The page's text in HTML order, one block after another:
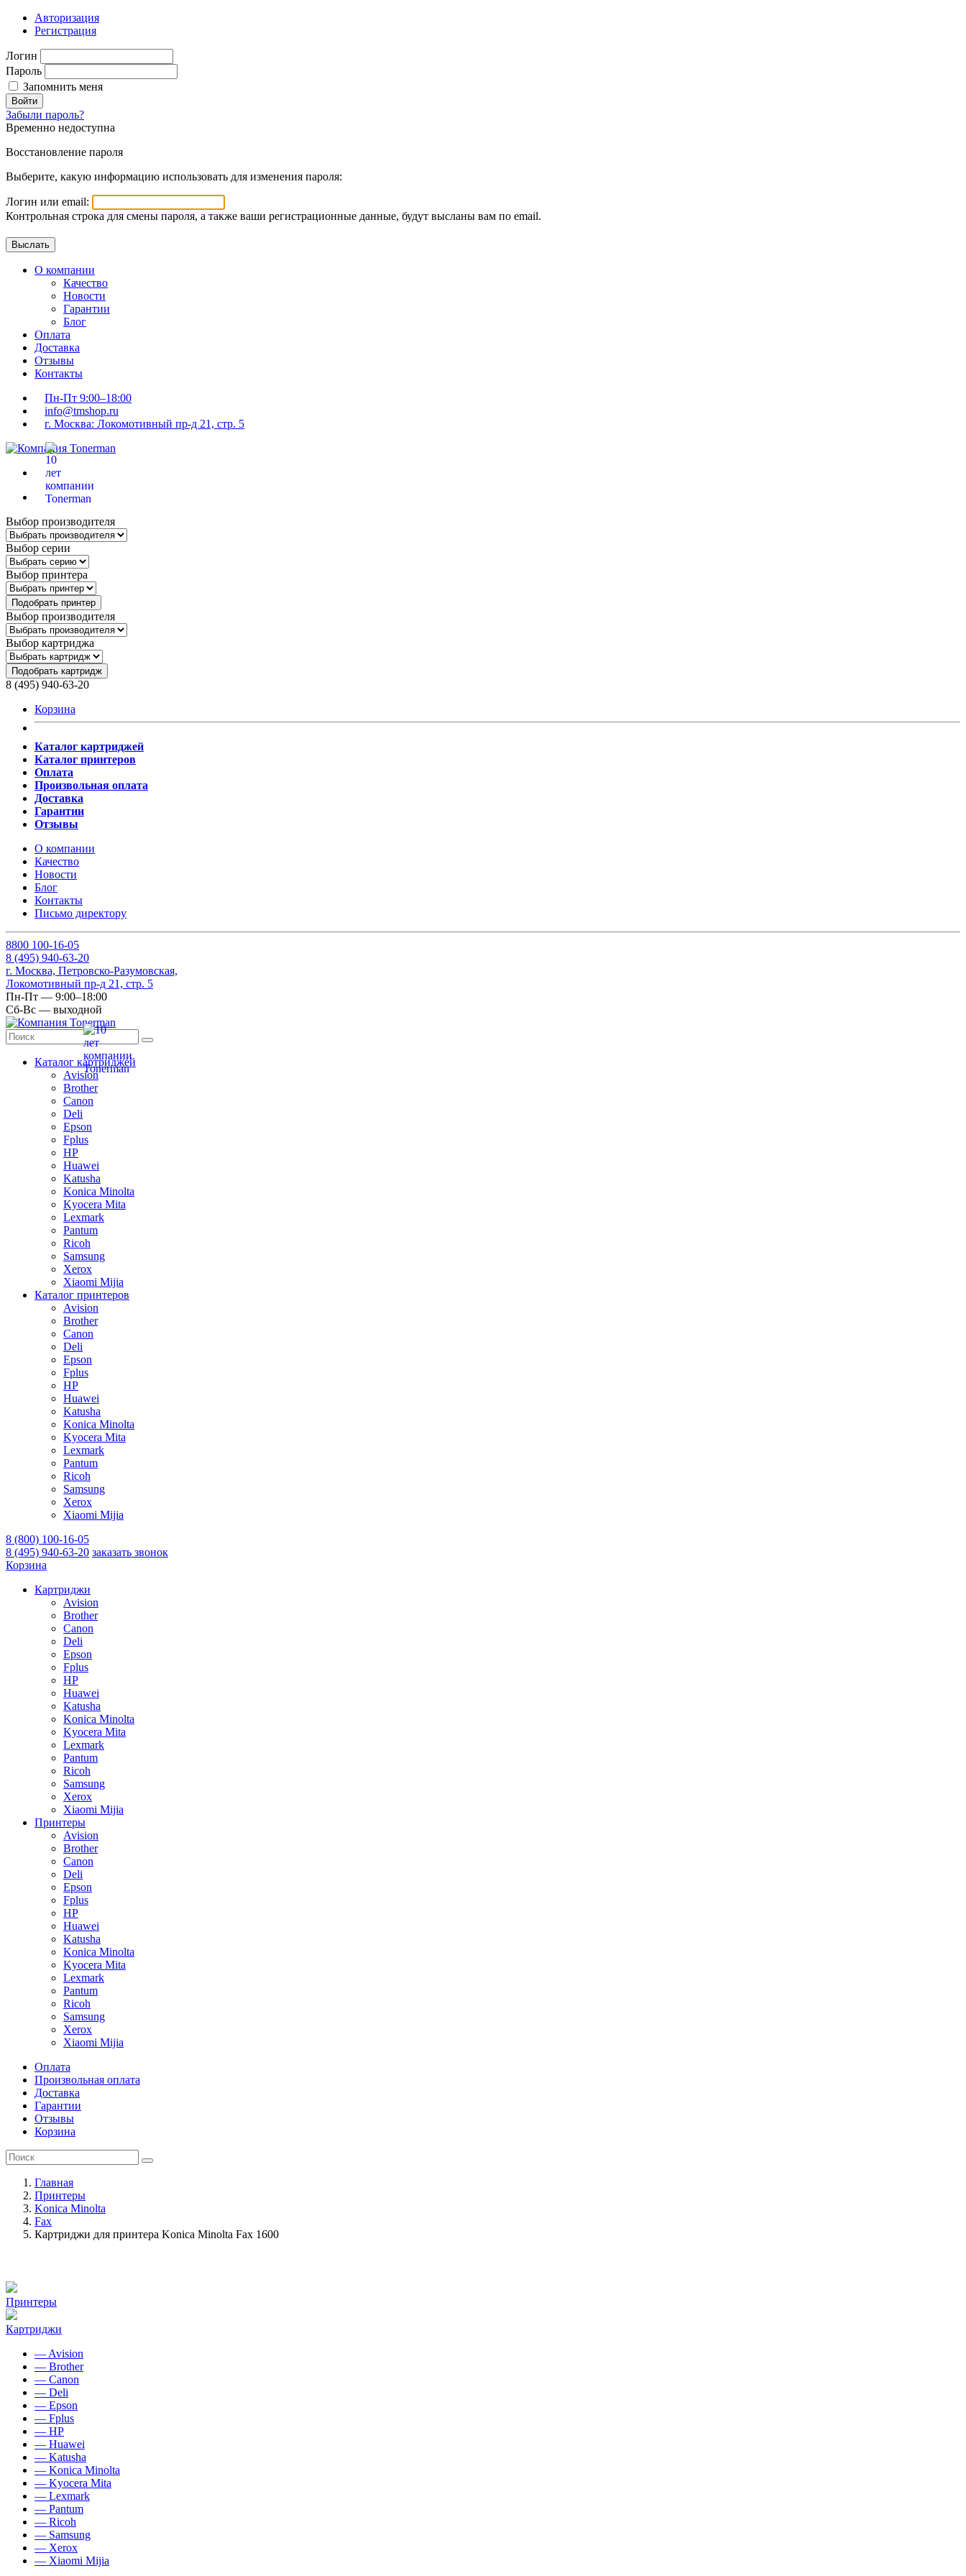
Авторизация
Регистрация
Логин
Пароль
Запомнить меня
Войти
Забыли пароль?
Временно недоступна
Восстановление пароля
Выберите, какую информацию использовать для изменения пароля:
Логин или email:
Контрольная строка для смены пароля, а также ваши регистрационные данные, будут высланы вам по email.
О компании
Качество
Новости
Гарантии
Блог
Оплата
Доставка
Отзывы
Контакты
Пн-Пт 9:00–18:00
info@tmshop.ru
г. Москва: Локомотивный пр-д 21, стр. 5
Выбор производителя
Выбор серии
Выбор принтера
Подобрать принтер
Выбор производителя
Выбор картриджа
Подобрать картридж
8 (495) 940-63-20
Корзина
Каталог картриджей
Каталог принтеров
Оплата
Произвольная оплата
Доставка
Гарантии
Отзывы
О компании
Качество
Новости
Блог
Контакты
Письмо директору
8800 100-16-05
8 (495) 940-63-20
г. Москва, Петровско-Разумовская,
Локомотивный пр-д 21, стр. 5
Пн-Пт — 9:00–18:00
Сб-Вс — выходной
Каталог картриджей
Avision
Brother
Canon
Deli
Epson
Fplus
HP
Huawei
Katusha
Konica Minolta
Kyocera Mita
Lexmark
Pantum
Ricoh
Samsung
Xerox
Xiaomi Mijia
Каталог принтеров
Avision
Brother
Canon
Deli
Epson
Fplus
HP
Huawei
Katusha
Konica Minolta
Kyocera Mita
Lexmark
Pantum
Ricoh
Samsung
Xerox
Xiaomi Mijia
8 (800) 100-16-05
8 (495) 940-63-20 заказать звонок
Корзина
Картриджи
Avision
Brother
Canon
Deli
Epson
Fplus
HP
Huawei
Katusha
Konica Minolta
Kyocera Mita
Lexmark
Pantum
Ricoh
Samsung
Xerox
Xiaomi Mijia
Принтеры
Avision
Brother
Canon
Deli
Epson
Fplus
HP
Huawei
Katusha
Konica Minolta
Kyocera Mita
Lexmark
Pantum
Ricoh
Samsung
Xerox
Xiaomi Mijia
Оплата
Произвольная оплата
Доставка
Гарантии
Отзывы
Корзина
Главная
Принтеры
Konica Minolta
Fax
Картриджи для принтера Konica Minolta Fax 1600
Принтеры
Картриджи
— Avision
— Brother
— Canon
— Deli
— Epson
— Fplus
— HP
— Huawei
— Katusha
— Konica Minolta
— Kyocera Mita
— Lexmark
— Pantum
— Ricoh
— Samsung
— Xerox
— Xiaomi Mijia